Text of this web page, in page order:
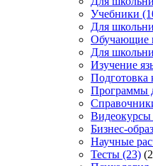
Учебники
Для
Обучающие
Для
Изучение
Программы
Видеокурсы
Бизнес-
Научные
Тесты (23)